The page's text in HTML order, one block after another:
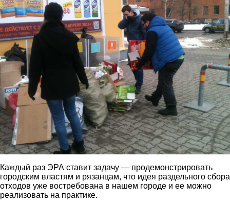
Каждый раз ЭРА ставит задачу — продемонстрировать
городским властям и рязанцам, что идея раздельного сбора
отходов уже востребована в нашем городе и ее можно
реализовать на практике.